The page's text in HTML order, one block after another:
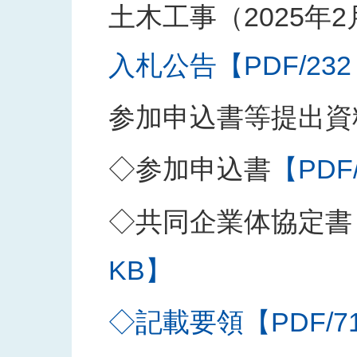
土木工事（2025年2
入札公告【PDF/
参加申込書等提出
◇参加申込書 【
◇共同企業体協定書
KB】
◇記載要領【PDF/